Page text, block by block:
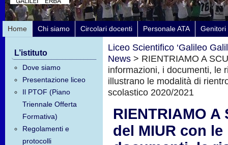
Home Chi siamo Circolari docenti Personale ATA Genitori
L’istituto
Dove siamo
Presentazione liceo
Il PTOF (Piano
Triennale Offerta
Formativa)
Regolamenti e
protocolli
Liceo Scientifico ‘Galileo
News> RIENTRIAMO A
informazioni, i documenti, le
illustrano le modalità di
scolastico 2020/2021
RIENTRIAMO
del MIUR con